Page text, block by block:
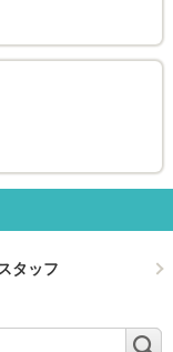
タッフ